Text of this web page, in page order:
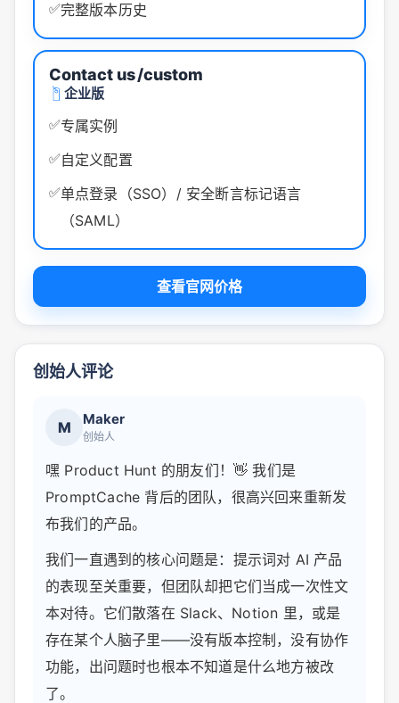
✅完整版本历史
Contact us/custom
企业版
✅专属实例
✅自定义配置
✅单点登录（SSO）/ 安全断言标记语言
（SAML）
查看官网价格
创始人评论
M Maker
创始人
嘿 Product Hunt 的朋友们！👋 我们是
PromptCache 背后的团队，很高兴回来重新发
布我们的产品。
我们一直遇到的核心问题是：提示词对 AI 产品
的表现至关重要，但团队却把它们当成一次性文
本对待。它们散落在 Slack、Notion 里，或是
存在某个人脑子里——没有版本控制，没有协作
功能，出问题时也根本不知道是什么地方被改
了。